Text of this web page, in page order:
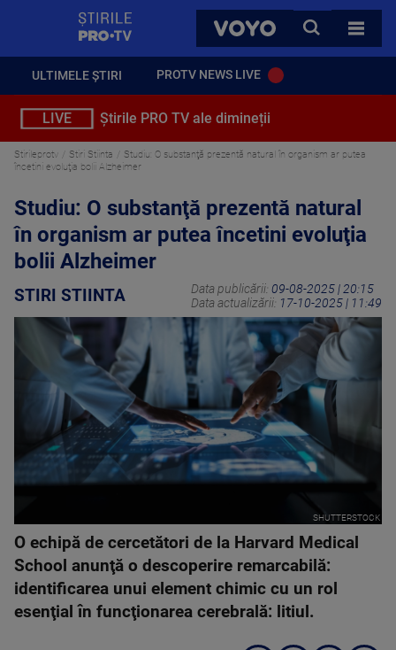
VOYO
CAUTA
TOATE
ULTIMELE ȘTIRI PROTV NEWS LIVE
LIVE Știrile PRO TV ale dimineții
Stirileprotv Stiri Stiinta
Studiu: O substanţă prezentă natural în organism ar putea
încetini evoluţia bolii Alzheimer
Studiu: O substanţă prezentă natural
în organism ar putea încetini evoluţia
bolii Alzheimer
STIRI STIINTA Data publicării: 09-08-2025 | 20:15
Data actualizării: 17-10-2025 | 11:49
SHUTTERSTOCK
O echipă de cercetători de la Harvard Medical
School anunţă o descoperire remarcabilă:
identificarea unui element chimic cu un rol
esenţial în funcţionarea cerebrală: litiul.